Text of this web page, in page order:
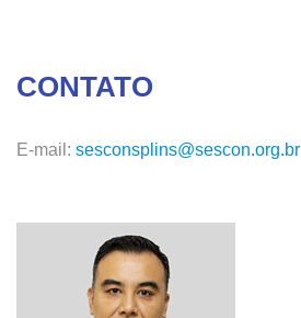
CONTATO
E-mail: sesconsplins@sescon.org.br